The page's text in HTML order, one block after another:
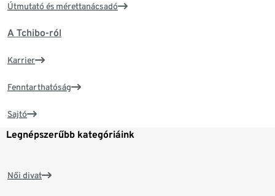
Útmutató és mérettanácsadó
A Tchibo-ról
Karrier
Fenntarthatóság
Sajtó
Legnépszerűbb kategóriáink
Női divat